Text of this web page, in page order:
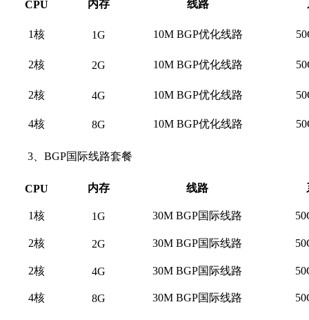
CPU 内存 线路
1核 1G 10M BGP优化线路
2核 2G 10M BGP优化线路
2核 4G 10M BGP优化线路
4核 8G 10M BGP优化线路
3、BGP国际线路套餐
CPU 内存 线路
1核 1G 30M BGP国际线路
2核 2G 30M BGP国际线路
2核 4G 30M BGP国际线路
4核 8G 30M BGP国际线路